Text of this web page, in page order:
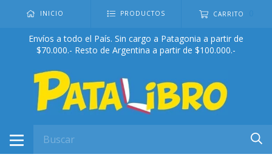
INICIO PRODUCTOS CARRITO
Envíos a todo el País. Sin cargo a Patagonia a partir de
$70.000.- Resto de Argentina a partir de $100.000.-